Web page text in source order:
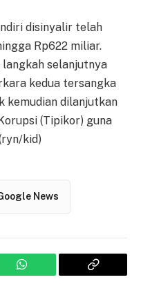
disinyalir telah
Rp622 miliar.
langkah selanjutnya
kedua tersangka
kemudian dilanjutkan
(Tipikor) guna
kid)
News
WhatsApp Copy